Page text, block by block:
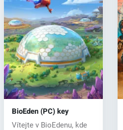
BioEden (PC) key
Vítejte v BioEdenu, kde